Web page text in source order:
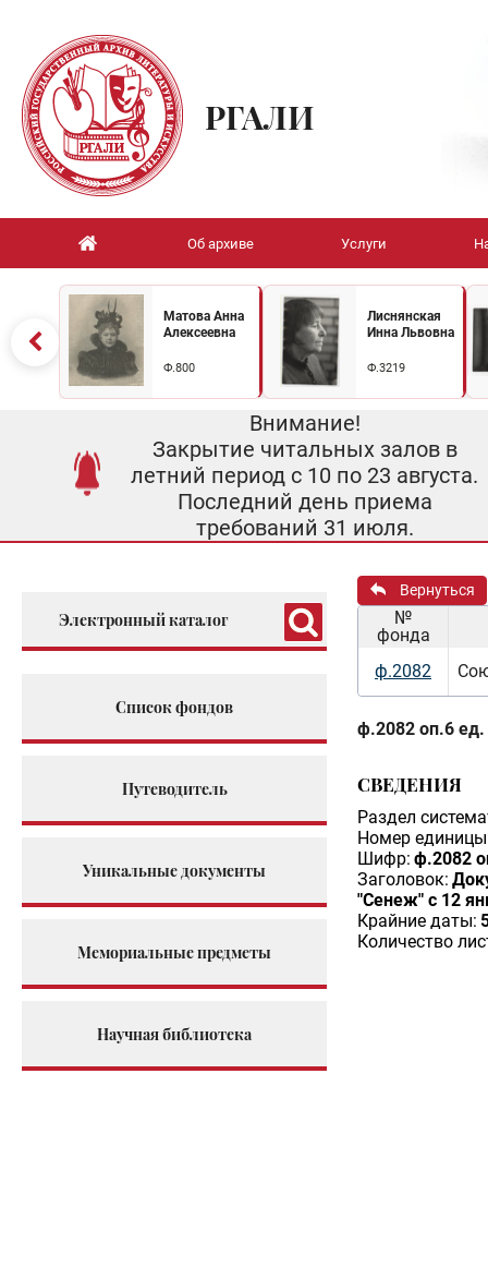
РГАЛИ
Об архиве Услуги
Матова Анна
Алексеевна
Ф.800
Лиснянская
Инна Львовна
Ф.3219
Внимание!
Закрытие читальных залов в
летний период с 10 по 23 августа.
Последний день приема
требований 31 июля.
Электронный каталог
Список фондов
Путеводитель
Уникальные документы
Мемориальные предметы
Научная библиотека
Вернуться
№
фонда
ф.2082
ф.2082 оп.6 ед.
СВЕДЕНИЯ
Раздел
Номер единицы
Шифр: ф.2082
Заголовок:
"Сенеж" с 12
Крайние даты:
Количество